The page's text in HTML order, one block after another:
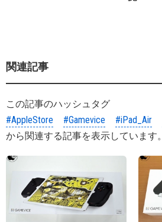
関連記事
この記事のハッシュタグ
#AppleStore
#Gamevice #iPad_Air
から関連する記事を表示しています。